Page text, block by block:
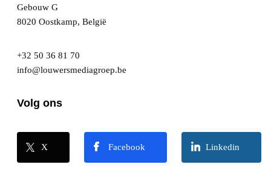
Gebouw G
8020 Oostkamp, België
+32 50 36 81 70
info@louwersmediagroep.be
Volg ons
X Facebook Linkedin